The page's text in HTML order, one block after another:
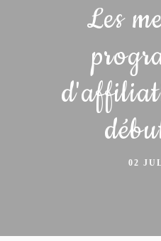
Les
02